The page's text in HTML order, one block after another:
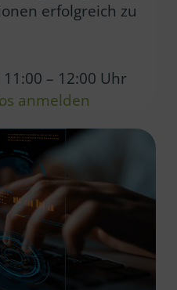
erfolgreich zu
– 12:00 Uhr
anmelden